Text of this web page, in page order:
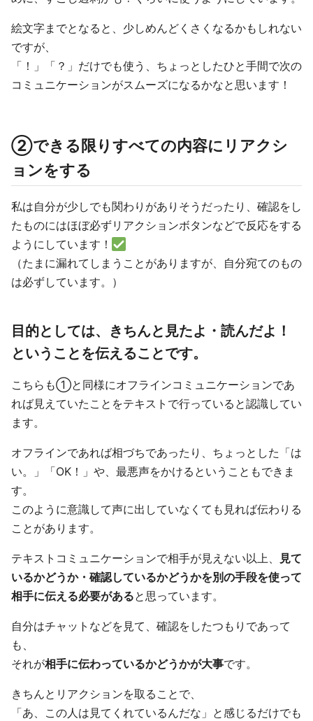
絵文字までとなると、少しめんどくさくなるかもしれない
ですが、
「！」「？」だけでも使う、ちょっとしたひと手間で次の
コミュニケーションがスムーズになるかなと思います！
➁できる限りすべての内容にリアクシ
ョンをする
私は自分が少しでも関わりがありそうだったり、確認をし
たものにはほぼ必ずリアクションボタンなどで反応をする
ようにしています！
（たまに漏れてしまうことがありますが、自分宛てのもの
は必ずしています。）
目的としては、きちんと見たよ・読んだよ！
ということを伝えることです。
こちらも➀と同様にオフラインコミュニケーションであ
れば見えていたことをテキストで行っていると認識してい
ます。
オフラインであれば相づちであったり、ちょっとした「は
い。」「OK！」や、最悪声をかけるということもできま
す。
このように意識して声に出していなくても見れば伝わりる
ことがあります。
テキストコミュニケーションで相手が見えない以上、
見て
いるかどうか・確認しているかどうかを別の手段を使って
相手に伝える必要があると思っています。
自分はチャットなどを見て、確認をしたつもりであって
も、
それが相手に伝わっているかどうかが大事です。
きちんとリアクションを取ることで、
「あ、この人は見てくれているんだな」と感じるだけでも